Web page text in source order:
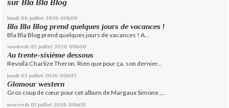
sur Bla Bla Blog
lundi 06 juillet 2026 00h00
Bla Bla Blog prend quelques jours de vacances !
Bla Bla Blog prend quelques jours de vacances ! A...
vendredi 03 juillet 2026 00h00
Au trente-sixième dessous
Revoilà Charlize Theron. Rien que pour ça, son dernier...
jeudi 02 juillet 2026 00h03
Glamour western
Gros coup de cœur pour cet album de Margaux Simone ,...
mercredi 01 juillet 2026 00h00